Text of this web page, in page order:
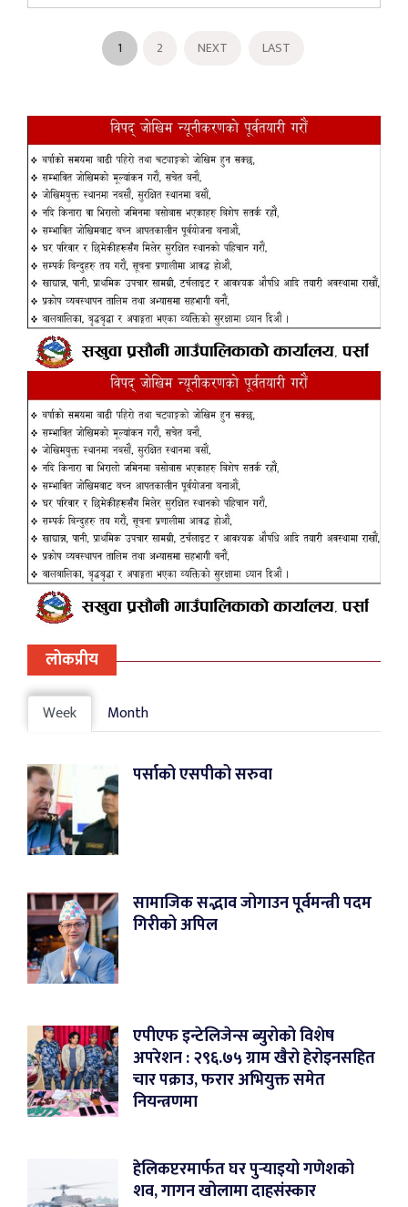
1 2 NEXT LAST
लोकप्रीय
Week Month
पर्साको एसपीको सरुवा
सामाजिक सद्भाव जोगाउन पूर्वमन्त्री पदम
गिरीको अपिल
एपीएफ इन्टेलिजेन्स ब्युरोको विशेष
अपरेशन : २९६.७५ ग्राम खैरो हेरोइनसहित
चार पक्राउ, फरार अभियुक्त समेत
नियन्त्रणमा
हेलिकप्टरमार्फत घर पुर्‍याइयो गणेशको
शव, गागन खोलामा दाहसंस्कार